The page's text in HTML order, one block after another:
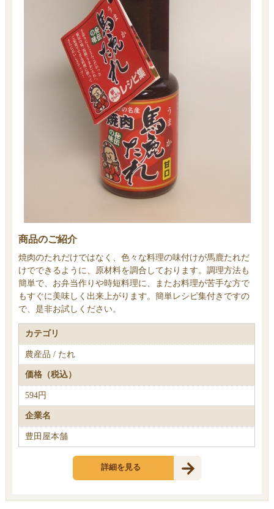
商品のご紹介
焼肉のたれだけではなく、色々な料理の味付けが馬鹿たれだ
けでできるように、原材料を調合しております。調理方法も
簡単で、お弁当作りや時短料理に、またお料理が苦手な方で
もすぐに美味しく出来上がります。簡単レシピ集付きですの
で、是非お試しください。
カテゴリ
農産品 / たれ
価格（税込）
594円
企業名
豊田屋本舗
詳細を見る